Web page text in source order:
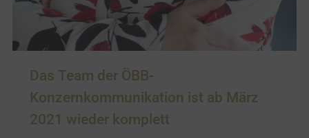
Das Team der ÖBB-
Konzernkommunikation ist ab März
2021 wieder komplett